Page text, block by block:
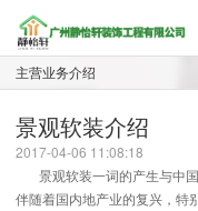
主营业务介绍
景观软装介绍
2017-04-06 11:08:18
景观软装一词的产生与中国
伴随着国内地产业的复兴，特